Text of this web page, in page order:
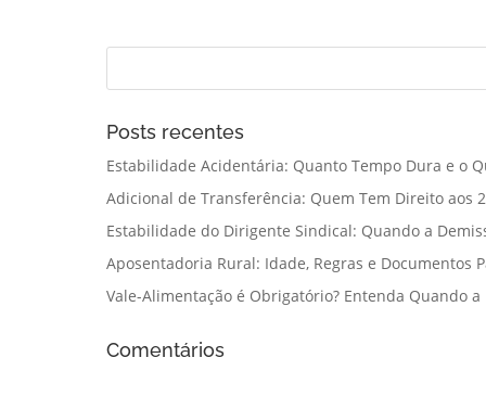
Posts recentes
Estabilidade Acidentária: Quanto Tempo Dura e o
Adicional de Transferência: Quem Tem Direito aos
Estabilidade do Dirigente Sindical: Quando a
Aposentadoria Rural: Idade, Regras e Documentos
Vale-Alimentação é Obrigatório? Entenda Quando
Comentários